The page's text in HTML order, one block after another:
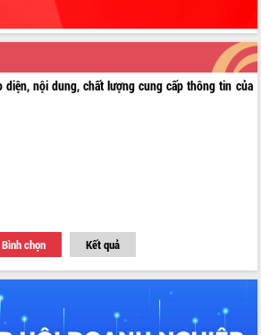
diện, nội dung, chất lượng cung cấp thông tin của
Bình chọn Kết quả